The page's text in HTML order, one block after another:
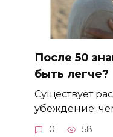
После 50
быть легче?
Существует
убеждение:
0 58